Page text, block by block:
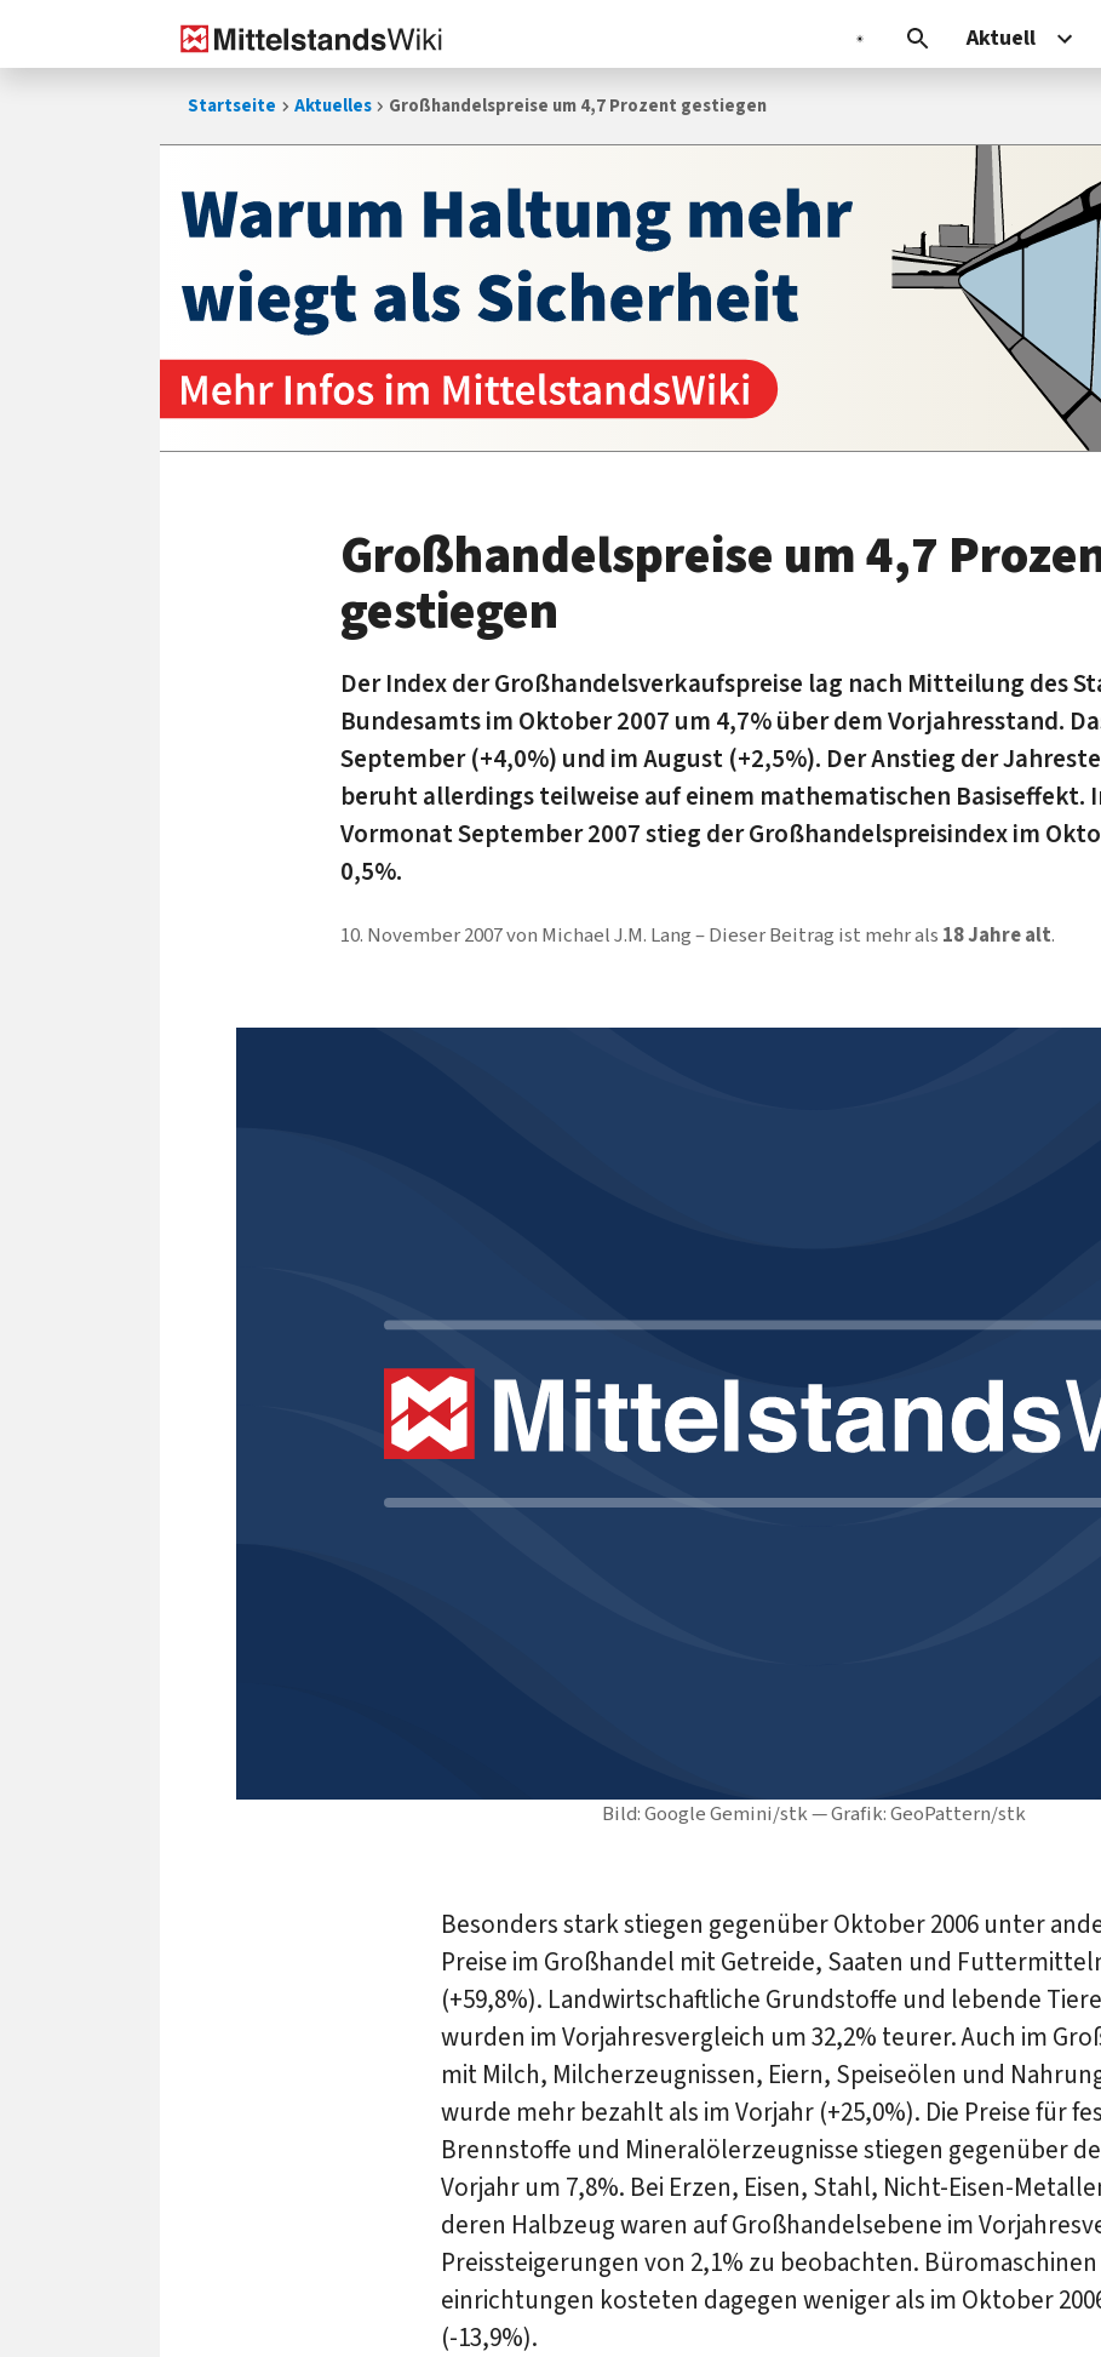
Aktuell
Startseite Aktuelles Großhandelspreise um 4,7 Prozent gestiegen
Bild: Google Gemini/stk — Grafik: GeoPattern/stk
Großhandelspreise um 4,7
gestiegen
Der Index der Großhandelsverkaufspreise lag nach Mitteilung des
Bundesamts im Oktober 2007 um 4,7% über dem Vorjahresstand.
September (+4,0%) und im August (+2,5%). Der Anstieg der
beruht allerdings teilweise auf einem mathematischen Basiseffekt.
Vormonat September 2007 stieg der Großhandelspreisindex im
0,5%.
10. November 2007von Michael J.M. Lang Dieser Beitrag ist mehr als 18 Jahre alt.
Besonders stark stiegen gegenüber Oktober 2006 unter
Preise im Großhandel mit Getreide, Saaten und
(+59,8%). Landwirtschaftliche Grundstoffe und lebende Tiere
wurden im Vorjahresvergleich um 32,2% teurer. Auch im
mit Milch, Milcherzeugnissen, Eiern, Speiseölen und
wurde mehr bezahlt als im Vorjahr (+25,0%). Die Preise für
Brennstoffe und Mineralölerzeugnisse stiegen gegenüber
Vorjahr um 7,8%. Bei Erzen, Eisen, Stahl, Nicht-Eisen-
deren Halbzeug waren auf Großhandelsebene im
Preissteigerungen von 2,1% zu beobachten.
einrichtungen kosteten dagegen weniger als im Oktober
(-13,9%).